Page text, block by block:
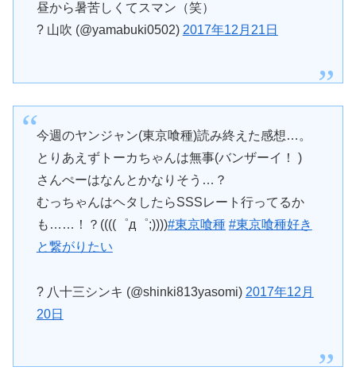
昼から暑苦しくてスマン（笑）
? 山吹 (@yamabuki0502) 2017年12月21日
今週のヤンジャン(東京喰種)読み終えた感想…。
とりあえずトーカちゃんは無事(バンザーイ！ )
さんぺーはなんとかなりそう…？
むっちゃんはヘタしたらSSSレート行ってるか
も……！？((((゜д゜;))))#東京喰種 #東京喰種好き
と繋がりたい
? 八十三シンキ (@shinki813yasomi) 2017年12月
20日